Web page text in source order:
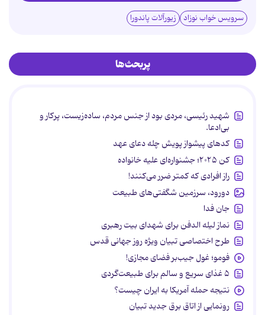
سرویس خواب نوزاد زیورآلات پاندورا
پربحث‌ها
شهید رئیسی، مردی بود از جنس مردم، ساده‌زیست، پرکار و
بی‌ادعا.
کدهای پیشواز پویش چله دعای عهد
کن ۲۰۲۵؛ جشنواره‌ای علیه خانواده
راز افرادی که کمتر ضرر می‌کنند!
دورود، سرزمین شگفتی‌های طبیعت
جان فدا
نماز لیله الدفن برای شهدای بیت رهبری
طرح اختصاصی تبیان ویژه روز جهانی قدس
فومو؛ غول جیب‌بر فضای مجازی!
۵ غذای سریع و سالم برای طبیعت‌گردی
نتیجه حمله آمریکا به ایران چیست؟
رونمایی از اتاق برق جدید تبیان